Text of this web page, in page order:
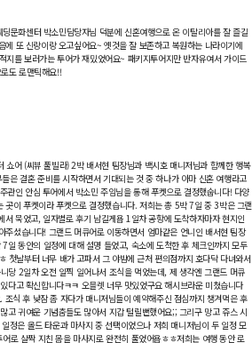
딩문화센터 박소민담당자님 덕분에 신혼여행으로 온 이탈리아를 잘 즐길
에 또 신랑이랑 오고싶어요~ 옛것을 잘 보존하고 복원하는 나라이기에
지를 보러가는 투어가 재밌었어요~ 패키지투어지만 반자유여서 가이드
도 로맨틱해요!!
쇼어 (씨뷰 풀빌라) 2박배서현 팀장님과 백시호 매니저님과 함께한 행복
결혼 준비를 시작하면서 기대되는 것 중 하나가 아마 신혼 여행라고
관인 안심 투어에서 박소민 주임님을 통해 푸켓으로 결정했숩니다! 다양
곳이 푸켓이라 푸켓으로 결정했습니다. 저희는 총 5박 7일 중 3박은 그랜
묵었고, 일자별로 후기 남길게욥 1일차 공항에 도착하자마자 현지인
주셨습니다! 그랜드 머큐어로 이동하면서 엄마같은 언니인 배서현 팀장
일 동안의 일정에 대해 설명 들었고, 숙소에 도척한 후 체크인까지 모두
첫날부터 너무 배가 고파서 그 야밤에 근처 편의점까지 호다닥 다녀와서
당 2일차 오전 일찍 일어나서 조식을 먹었는데, 제 생각엔 그랜드 머큐
다고 확신합니다ㅋㅋ 오믈렛 너무 맛있었구요 해시브라운 미쳤습니다
식 후 낮잠 좀 자다가 매니저님들이 예약해주신 점심까지 챙겨먹은 후
고 귀여운 기념춤들도 많아서 지갑 털릴뻔했어요;; 그리구 망고 쥬스 시
정은 올드 타운과 마사지 중 선택이었으나 저희 매니저님이 두 일정 모
로 살짝 지친 몸을 마사지로 완전히 풀었어욥ㅎㅎ저희는 여행 동안 로